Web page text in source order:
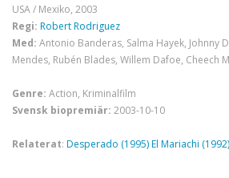
USA / Mexiko, 2003
Regi: Robert Rodriguez
Med: Antonio Banderas, Salma Hayek, Johnny
Mendes, Rubén Blades, Willem Dafoe, Cheech
Genre: Action, Kriminalfilm
Svensk biopremiär: 2003-10-10
Relaterat: Desperado (1995)El Mariachi (1992)